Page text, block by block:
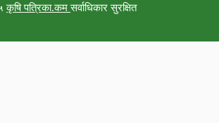
कृषि पत्रिका.कमसर्वाधिकार सुरक्षित